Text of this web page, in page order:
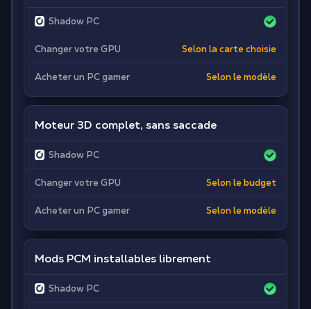
Shadow PC
Changer votre GPU Selon la carte choisie
Acheter un PC gamer Selon le modèle
Moteur 3D complet, sans saccade
Shadow PC
Changer votre GPU Selon le budget
Acheter un PC gamer Selon le modèle
Mods PCM installables librement
Shadow PC